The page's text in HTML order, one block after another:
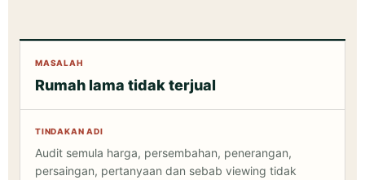
Rumah lama tidak terjual
Audit semula harga, persembahan, penerangan,
persaingan, pertanyaan dan sebab viewing tidak